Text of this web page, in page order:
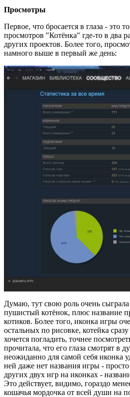
Просмотры
Первое, что бросается в глаза - это
просмотров "Котёнка" где-то в два
других проектов. Более того,
намного выше в первый же день:
Думаю, тут свою роль очень
пушистый котёнок, плюс название
котиков. Более того, иконка игры
остальных по рисовке, котейка сразу
хочется погладить, точнее
прочитала, что его глаза смотрят в
неожиданно для самой себя иконка
ней даже нет названия игры -
других двух игр на иконках -
Это действует, видимо, гораздо
кошачья мордочка от всей души на